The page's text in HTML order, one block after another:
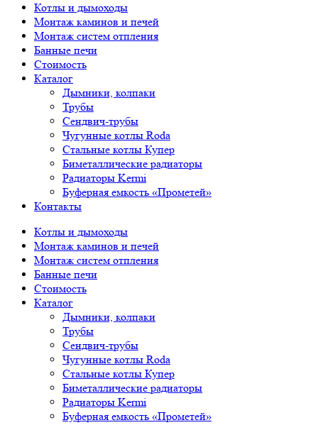
Котлы и дымоходы
Монтаж каминов и печей
Монтаж систем отпления
Банные печи
Стоимость
Каталог
Дымники, колпаки
Трубы
Сендвич-трубы
Чугунные котлы Roda
Стальные котлы Купер
Биметаллические радиаторы
Радиаторы Kermi
Буферная емкость «Прометей»
Контакты
Котлы и дымоходы
Монтаж каминов и печей
Монтаж систем отпления
Банные печи
Стоимость
Каталог
Дымники, колпаки
Трубы
Сендвич-трубы
Чугунные котлы Roda
Стальные котлы Купер
Биметаллические радиаторы
Радиаторы Kermi
Буферная емкость «Прометей»